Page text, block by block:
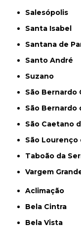
Salesópolis
Santa Isabel
Santana de
Santo André
Suzano
São
São
São Caetano
São
Taboão da
Vargem
Aclimação
Bela Cintra
Bela Vista